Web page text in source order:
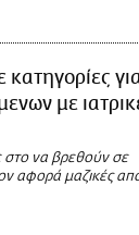
με
να βρεθούν σε
αφορά μαζικές